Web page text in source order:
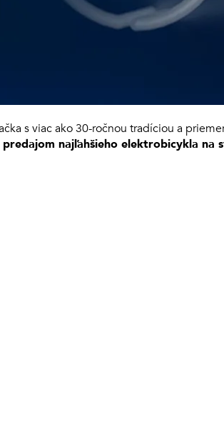
s viac ako 30-ročnou tradíciou a
najľahšieho elektrobicykla na